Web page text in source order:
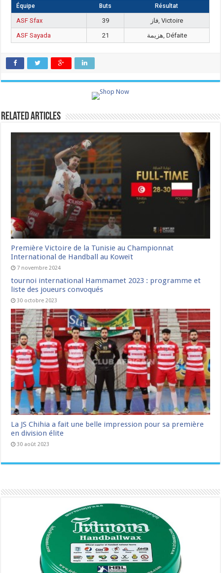
Équipe Buts Résultat
ASF Sfax 39
فاز, Victoire
ASF Sayada
21 هزيمة, Défaite
Related Articles
Première Victoire de la Tunisie au Championnat
International de Handball au Koweït
7 novembre 2024
tournoi international Hammamet 2023 : programme et
liste des joueurs convoqués
30 octobre 2023
La JS Chihia a fait une belle impression pour sa première
en division élite
30 août 2023